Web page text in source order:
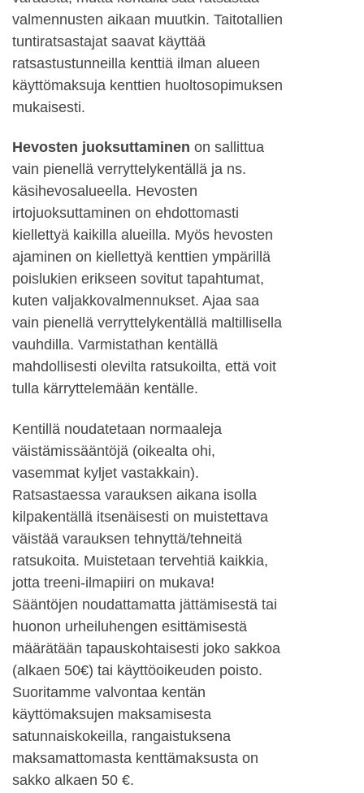
valmennusten aikaan muutkin. Taitotallien
tuntiratsastajat saavat käyttää
ratsastustunneilla kenttiä ilman alueen
käyttömaksuja kenttien huoltosopimuksen
mukaisesti.
Hevosten juoksuttaminen on sallittua
vain pienellä verryttelykentällä ja ns.
käsihevosalueella. Hevosten
irtojuoksuttaminen on ehdottomasti
kiellettyä kaikilla alueilla. Myös hevosten
ajaminen on kiellettyä kenttien ympärillä
poislukien erikseen sovitut tapahtumat,
kuten valjakkovalmennukset. Ajaa saa
vain pienellä verryttelykentällä maltillisella
vauhdilla. Varmistathan kentällä
mahdollisesti olevilta ratsukoilta, että voit
tulla kärryttelemään kentälle.
Kentillä noudatetaan normaaleja
väistämissääntöjä (oikealta ohi,
vasemmat kyljet vastakkain).
Ratsastaessa varauksen aikana isolla
kilpakentällä itsenäisesti on muistettava
väistää varauksen tehnyttä/tehneitä
ratsukoita. Muistetaan tervehtiä kaikkia,
jotta treeni-ilmapiiri on mukava!
Sääntöjen noudattamatta jättämisestä tai
huonon urheiluhengen esittämisestä
määrätään tapauskohtaisesti joko sakkoa
(alkaen 50€) tai käyttöoikeuden poisto.
Suoritamme valvontaa kentän
käyttömaksujen maksamisesta
satunnaiskokeilla, rangaistuksena
maksamattomasta kenttämaksusta on
sakko alkaen 50 €.